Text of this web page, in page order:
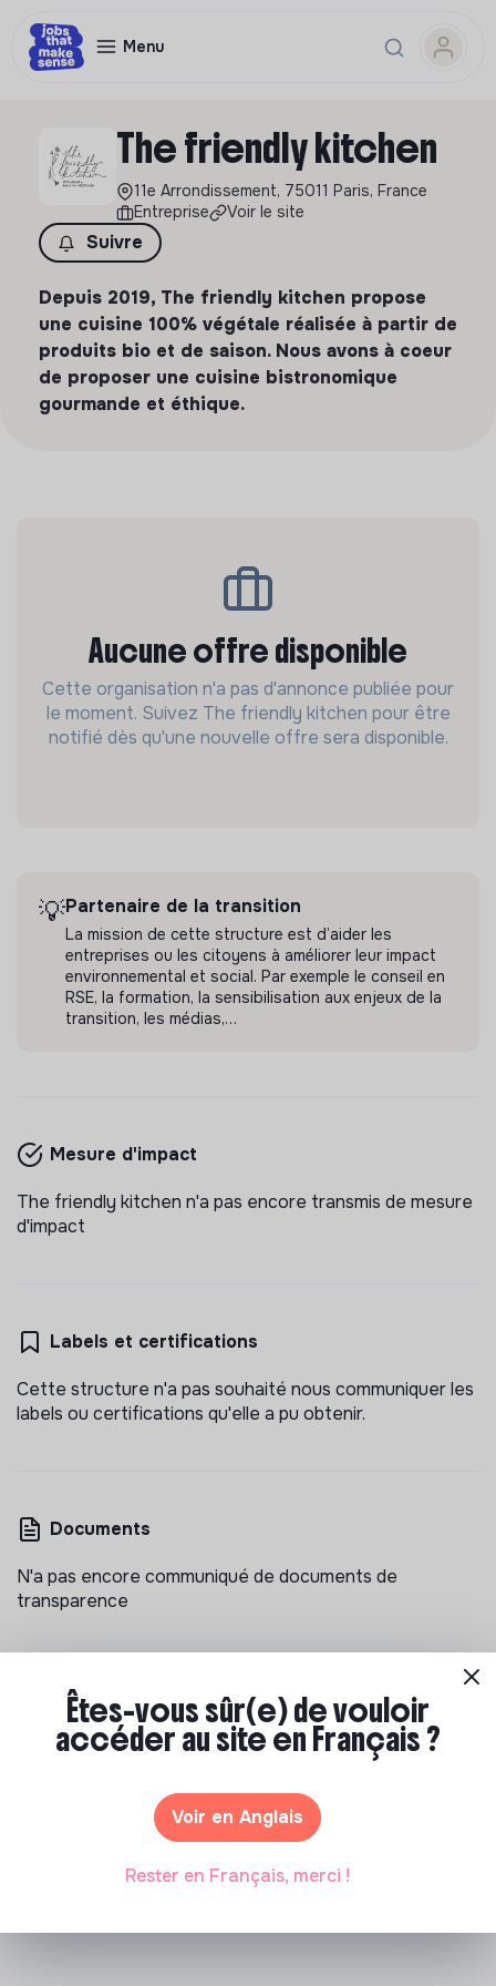
Menu
The friendly kitchen
11e Arrondissement, 75011 Paris, France
Entreprise
Voir le site
Suivre
Depuis 2019, The friendly kitchen propose
une cuisine 100% végétale réalisée à partir de
produits bio et de saison. Nous avons à coeur
de proposer une cuisine bistronomique
gourmande et éthique.
Aucune offre disponible
Cette organisation n'a pas d'annonce publiée pour
le moment. Suivez The friendly kitchen pour être
notifié dès qu'une nouvelle offre sera disponible.
💡Partenaire de la transition
La mission de cette structure est d’aider les
entreprises ou les citoyens à améliorer leur impact
environnemental et social. Par exemple le conseil en
RSE, la formation, la sensibilisation aux enjeux de la
transition, les médias,…
Mesure d'impact
The friendly kitchen n'a pas encore transmis de mesure
d'impact
Labels et certifications
Cette structure n'a pas souhaité nous communiquer les
labels ou certifications qu'elle a pu obtenir.
Documents
N'a pas encore communiqué de documents de
transparence
Les entreprises à impact positif et associations qui
The friendly kitchen recrutement
Êtes-vous sûr(e) de vouloir
accéder au site en Français ?
Voir en Anglais
Rester en Français, merci !